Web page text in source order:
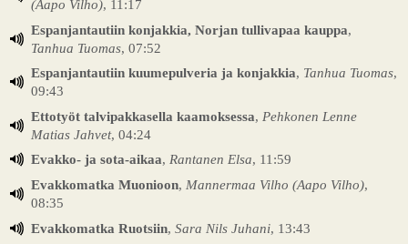
(Aapo Vilho), 11:17
Espanjantautiin konjakkia, Norjan tullivapaa kauppa,
Tanhua Tuomas, 07:52
Espanjantautiin kuumepulveria ja konjakkia, Tanhua Tuomas,
09:43
Ettotyöt talvipakkasella kaamoksessa, Pehkonen Lenne
Matias Jahvet, 04:24
Evakko- ja sota-aikaa, Rantanen Elsa, 11:59
Evakkomatka Muonioon, Mannermaa Vilho (Aapo Vilho),
08:35
Evakkomatka Ruotsiin, Sara Nils Juhani, 13:43